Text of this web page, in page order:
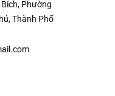
Phường
Thành Phố